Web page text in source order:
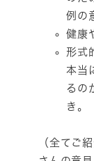
例の
健康
形式
本当
るの
き。
（全てご